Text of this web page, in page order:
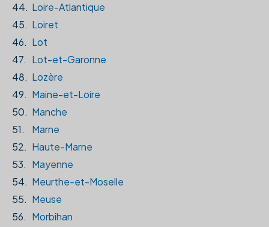
44. Loire-Atlantique
45. Loiret
46. Lot
47. Lot-et-Garonne
48. Lozère
49. Maine-et-Loire
50. Manche
51.
Marne
52. Haute-Marne
53. Mayenne
54. Meurthe-et-Moselle
55. Meuse
56. Morbihan